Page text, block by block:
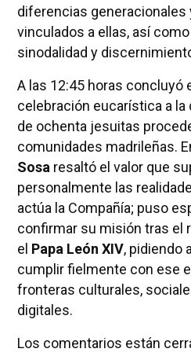
diferencias generacionales
vinculados a ellas, así
sinodalidad y
A las 12:45 horas concluyó
celebración eucarística a
de ochenta jesuitas
comunidades madrileñas.
Sosaresaltó el valor que
personalmente las
actúa la Compañía; puso
confirmar su misión tras el
el Papa León XIV, pidiendo
cumplir fielmente con ese
fronteras culturales,
digitales.
Los comentarios están